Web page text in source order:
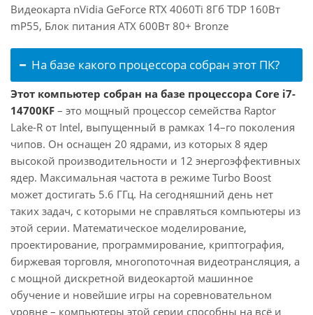
Видеокарта nVidia GeForce RTX 4060Ti 8Гб TDP 160Вт
mP55, Блок питания ATX 600Вт 80+ Bronze
На базе какого процессора собран этот ПК?
Этот компьютер собран на базе процессора Core i7-
14700KF – это мощный процессор семейства Raptor
Lake-R от Intel, выпущенный в рамках 14–го поколения
чипов. Он оснащен 20 ядрами, из которых 8 ядер
высокой производительности и 12 энергоэффективных
ядер. Максимальная частота в режиме Turbo Boost
может достигать 5.6 ГГц. На сегодняшний день нет
таких задач, с которыми не справляться компьютеры из
этой серии. Математическое моделирование,
проектирование, программирование, криптография,
биржевая торговля, многопоточная видеотрансляция, а
с мощной дискретной видеокартой машинное
обучение и новейшие игры на соревновательном
уровне – компьютеры этой серии способны на всё и